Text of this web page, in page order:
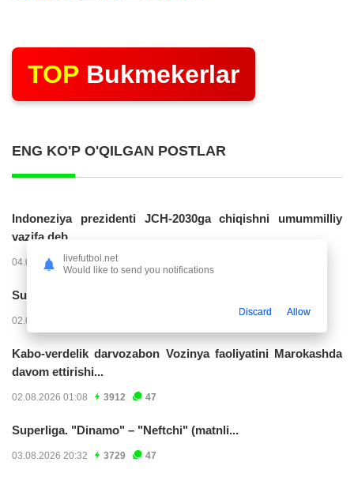
TOP Bukmekerlar
ENG KO'P O'QILGAN POSTLAR
Indoneziya prezidenti JCH-2030ga chiqishni umummilliy
vazifa deb...
04.08.2026 02:11 14226
Superliga. “Buxoro” - “Lokomotiv”...
02.08.2026 03:08
Kabo-verdelik darvozabon Vozinya faoliyatini Marokashda
davom ettirishi...
02.08.2026 01:08 3912 47
Superliga. "Dinamo" – "Neftchi" (matnli...
03.08.2026 20:32 3729 47
livefutbol.net
Would like to send you notifications
Discard Allow